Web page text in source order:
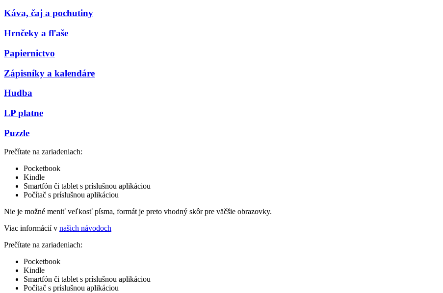
Káva, čaj a pochutiny
Hrnčeky a fľaše
Papiernictvo
Zápisníky a kalendáre
Hudba
LP platne
Puzzle
Prečítate na zariadeniach:
Pocketbook
Kindle
Smartfón či tablet s príslušnou aplikáciou
Počítač s príslušnou aplikáciou
Nie je možné meniť veľkosť písma, formát je preto vhodný skôr pre väčšie obrazovky.
Viac informácií v našich návodoch
Prečítate na zariadeniach:
Pocketbook
Kindle
Smartfón či tablet s príslušnou aplikáciou
Počítač s príslušnou aplikáciou